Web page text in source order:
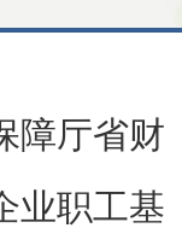
障厅省财
业职工基